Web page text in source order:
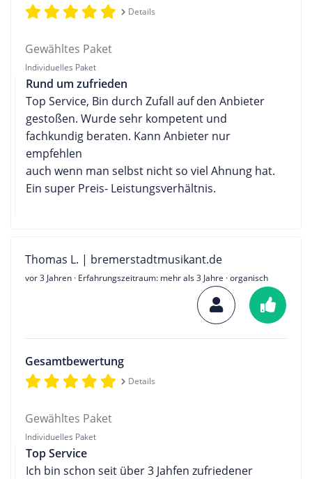
Details
Gewähltes Paket
Individuelles Paket
Rund um zufrieden
Top Service, Bin durch Zufall auf den Anbieter
gestoßen. Wurde sehr kompetent und
fachkundig beraten. Kann Anbieter nur
empfehlen
auch wenn man selbst nicht so viel Ahnung hat.
Ein super Preis- Leistungsverhältnis.
Thomas L. | bremerstadtmusikant.de
vor 3 Jahren · Erfahrungszeitraum: mehr als 3 Jahre · organisch
Gesamtbewertung
Details
Gewähltes Paket
Individuelles Paket
Top Service
Ich bin schon seit über 3 Jahfen zufriedener